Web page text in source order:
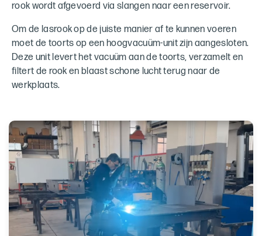
rook wordt afgevoerd via slangen naar een reservoir.
Om de lasrook op de juiste manier af te kunnen voeren
moet de toorts op een hoogvacuüm-unit zijn aangesloten.
Deze unit levert het vacuüm aan de toorts, verzamelt en
filtert de rook en blaast schone lucht terug naar de
werkplaats.